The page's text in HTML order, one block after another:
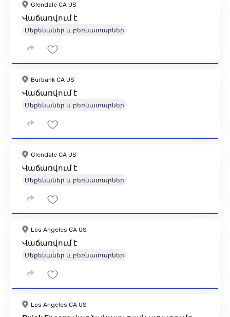
Glendale CA US
Վաճառվում է
Մեքենաներ և բեռնատարներ
Burbank CA US
Վաճառվում է
Մեքենաներ և բեռնատարներ
Glendale CA US
Վաճառվում է
Մեքենաներ և բեռնատարներ
Los Angeles CA US
Վաճառվում է
Մեքենաներ և բեռնատարներ
Los Angeles CA US